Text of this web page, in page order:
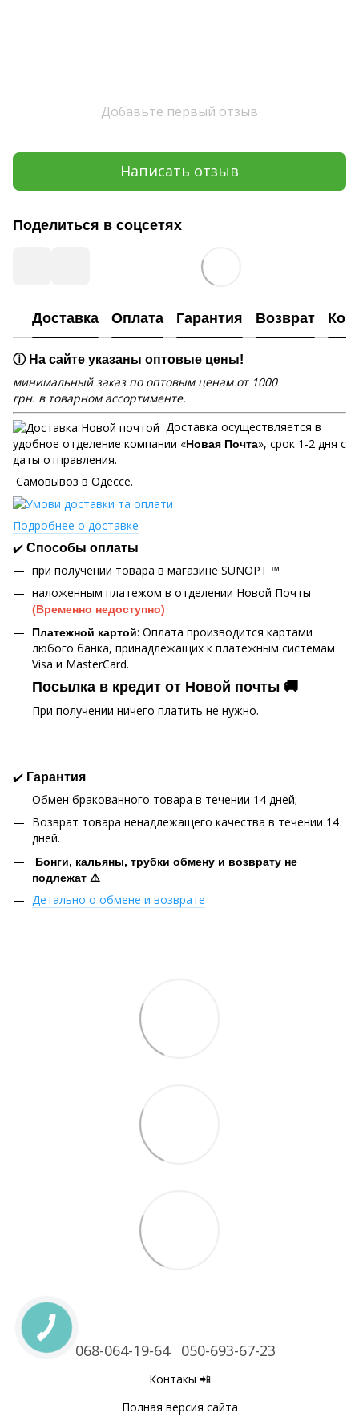
Добавьте первый отзыв
Написать отзыв
Поделиться в соцсетях
Доставка Оплата Гарантия Возврат
ⓘ На сайте указаны оптовые цены!
минимальный заказ по оптовым ценам от 1000
грн. в товарном ассортименте.
Доставка осуществляется в
удобное отделение компании «Новая Почта», срок 1-2 дня с
даты отправления.
Самовывоз в Одессе.
Подробнее о доставке
✔️ Способы оплаты
при получении товара в магазине SUNOPT ™
наложенным платежом в отделении Новой Почты
(Временно недоступно)
Платежной картой: Оплата производится картами
любого банка, принадлежащих к платежным системам
Visa и MasterCard.
Посылка в кредит от Новой почты 🚚
При получении ничего платить не нужно.
✔️ Гарантия
Обмен бракованного товара в течении 14 дней;
Возврат товара ненадлежащего качества в течении 14
дней.
Бонги, кальяны, трубки обмену и возврату не
подлежат ⚠️
Детально о обмене и возврате
068-064-19-64 050-693-67-23
Контакы 📲
Полная версия сайта